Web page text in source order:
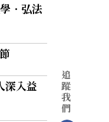
．弘法
深入益
追
蹤
我
們